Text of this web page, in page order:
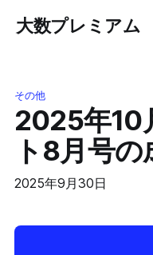
大数プレミアム
その他
2025年10
ト8月号の
2025年9月30日